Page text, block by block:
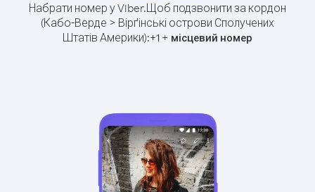
Набрати номер у Viber.Щоб подзвонити за кордон
(Кабо-Верде > Вірґінські острови Сполучених
Штатів Америки):+1 + місцевий номер